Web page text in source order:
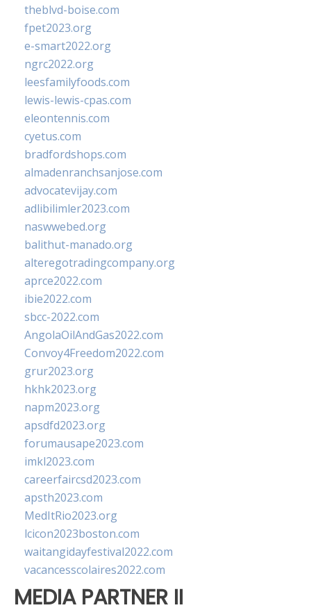
theblvd-boise.com
fpet2023.org
e-smart2022.org
ngrc2022.org
leesfamilyfoods.com
lewis-lewis-cpas.com
eleontennis.com
cyetus.com
bradfordshops.com
almadenranchsanjose.com
advocatevijay.com
adlibilimler2023.com
naswwebed.org
balithut-manado.org
alteregotradingcompany.org
aprce2022.com
ibie2022.com
sbcc-2022.com
AngolaOilAndGas2022.com
Convoy4Freedom2022.com
grur2023.org
hkhk2023.org
napm2023.org
apsdfd2023.org
forumausape2023.com
imkl2023.com
careerfaircsd2023.com
apsth2023.com
MedItRio2023.org
lcicon2023boston.com
waitangidayfestival2022.com
vacancesscolaires2022.com
MEDIA PARTNER II